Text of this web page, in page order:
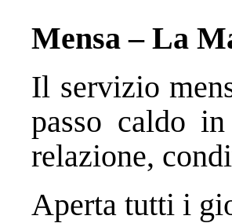
Mensa – La
Il servizio
passo caldo
relazione,
Aperta tutti i